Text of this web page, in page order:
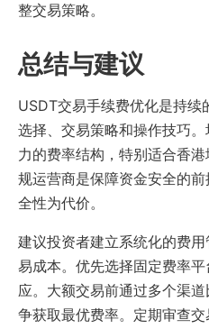
整交易策略。
总结与建议
USDT交易手续费优化是持续
选择、交易策略和操作技巧
力的费率结构，特别适合香
规运营商是保障资金安全的
全性为代价。
建议投资者建立系统化的费
易成本。优先选择固定费率
应。大额交易前通过多个渠
争获取最优费率。定期审查